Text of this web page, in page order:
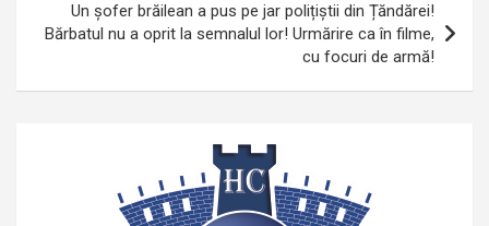
Un șofer brăilean a pus pe jar polițiștii din Țăndărei!
Bărbatul nu a oprit la semnalul lor! Urmărire ca în filme,
cu focuri de armă!